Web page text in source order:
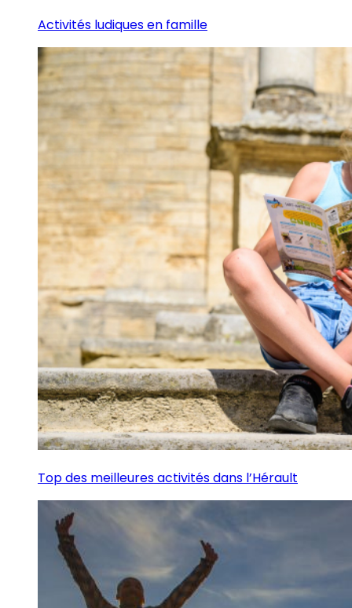
Activités ludiques en famille
Top des meilleures activités dans l’Hérault